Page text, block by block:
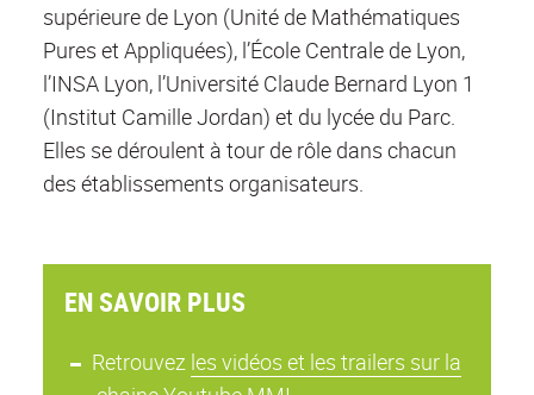
supérieure de Lyon (Unité de Mathématiques
Pures et Appliquées), l’École Centrale de Lyon,
l’INSA Lyon, l’Université Claude Bernard Lyon 1
(Institut Camille Jordan) et du lycée du Parc.
Elles se déroulent à tour de rôle dans chacun
des établissements organisateurs.
EN SAVOIR PLUS
Retrouvez les vidéos et les trailers sur la